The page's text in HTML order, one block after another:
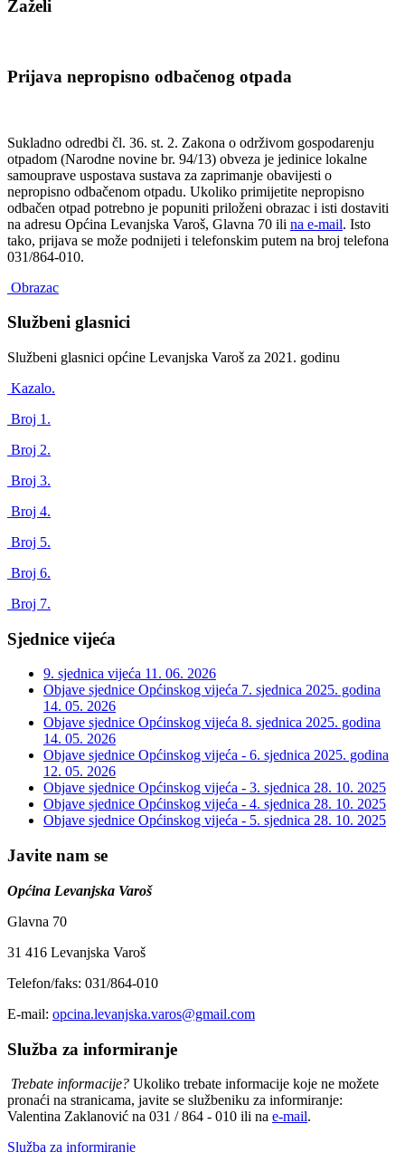
Zaželi
Prijava nepropisno odbačenog otpada
Sukladno odredbi čl. 36. st. 2. Zakona o održivom gospodarenju
otpadom (Narodne novine br. 94/13) obveza je jedinice lokalne
samouprave uspostava sustava za zaprimanje obavijesti o
nepropisno odbačenom otpadu. Ukoliko primijetite nepropisno
odbačen otpad potrebno je popuniti priloženi obrazac i isti dostaviti
na adresu Općina Levanjska Varoš, Glavna 70 ili na e-mail. Isto
tako, prijava se može podnijeti i telefonskim putem na broj telefona
031/864-010.
Obrazac
Službeni glasnici
Službeni glasnici općine Levanjska Varoš za 2021. godinu
Kazalo.
Broj 1.
Broj 2.
Broj 3.
Broj 4.
Broj 5.
Broj 6.
Broj 7.
Sjednice vijeća
9. sjednica vijeća 11. 06. 2026
Objave sjednice Općinskog vijeća 7. sjednica 2025. godina
14. 05. 2026
Objave sjednice Općinskog vijeća 8. sjednica 2025. godina
14. 05. 2026
Objave sjednice Općinskog vijeća - 6. sjednica 2025. godina
12. 05. 2026
Objave sjednice Općinskog vijeća - 3. sjednica 28. 10. 2025
Objave sjednice Općinskog vijeća - 4. sjednica 28. 10. 2025
Objave sjednice Općinskog vijeća - 5. sjednica 28. 10. 2025
Javite nam se
Općina Levanjska Varoš
Glavna 70
31 416 Levanjska Varoš
Telefon/faks: 031/864-010
E-mail: opcina.levanjska.varos@gmail.com
Služba za informiranje
Trebate informacije? Ukoliko trebate informacije koje ne možete
pronaći na stranicama, javite se službeniku za informiranje:
Valentina Zaklanović na 031 / 864 - 010 ili na e-mail.
Služba za informiranje